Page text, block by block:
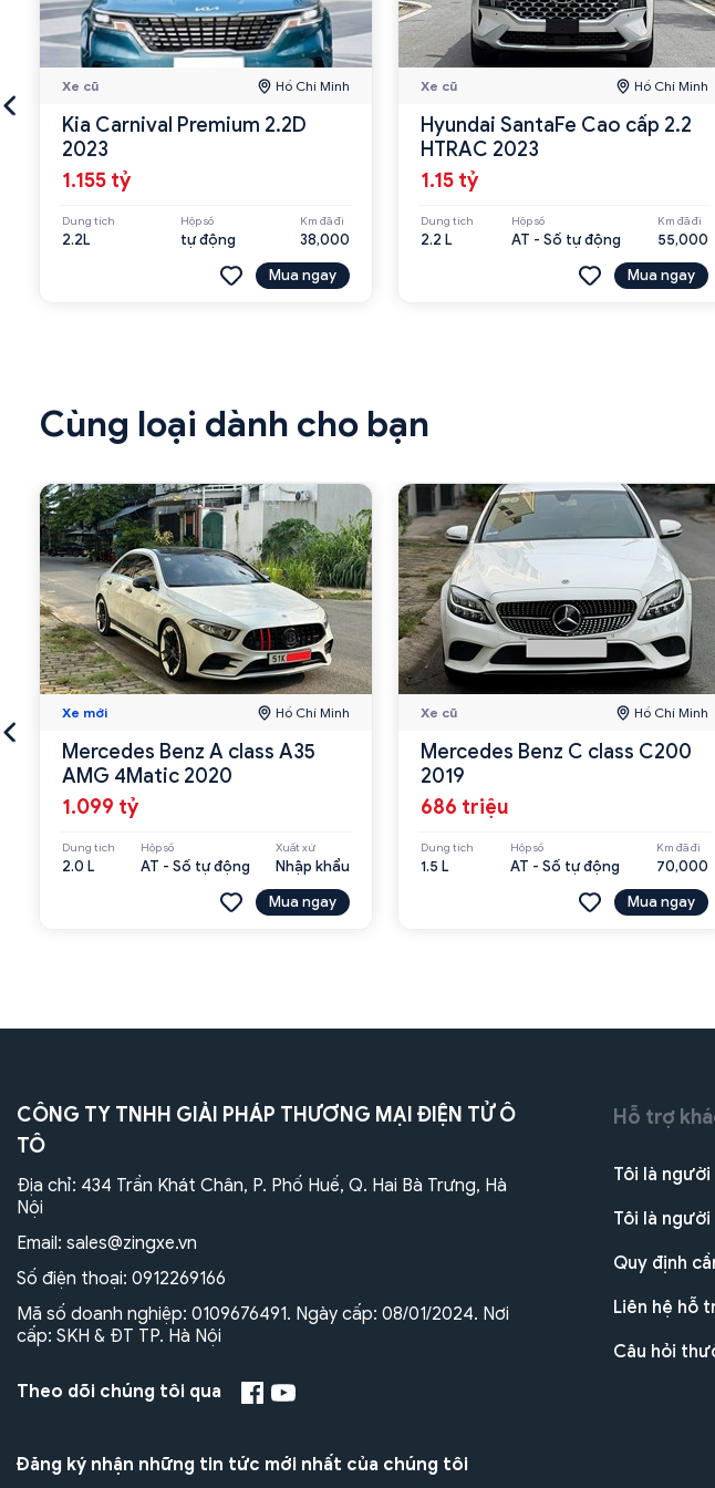
Xe cũ Hồ Chí Minh
Kia Carnival Premium 2.2D
2023
1.155 tỷ
Dung tích
2.2L
Hộp số
tự động
Km đã đi
38,000
Mua ngay
Xe cũ Hồ Chí Minh
Hyundai SantaFe Cao cấp 2.2
HTRAC 2023
1.15 tỷ
Dung tích
2.2 L
Hộp số
AT - Số tự động
Km đã đi
55,000
Mua ngay
Cùng loại dành cho bạn
Xe mới Hồ Chí Minh
Mercedes Benz A class A35
AMG 4Matic 2020
1.099 tỷ
Dung tích
2.0 L
Hộp số
AT - Số tự động
Xuất xứ
Nhập khẩu
Mua ngay
Xe cũ Hồ Chí Minh
Mercedes Benz C class C200
2019
686 triệu
Dung tích
1.5 L
Hộp số
AT - Số tự động
Km đã đi
70,000
Mua ngay
CÔNG TY TNHH GIẢI PHÁP THƯƠNG MẠI ĐIỆN TỬ Ô
TÔ
Địa chỉ: 434 Trần Khát Chân, P. Phố Huế, Q. Hai Bà Trưng, Hà
Nội
Email: sales@zingxe.vn
Số điện thoại: 0912269166
Mã số doanh nghiệp: 0109676491. Ngày cấp: 08/01/2024. Nơi
cấp: SKH & ĐT TP. Hà Nội
Theo dõi chúng tôi qua
Đăng ký nhận những tin tức mới nhất của chúng tôi
Hỗ trợ
Tôi là người
Tôi là người
Quy định
Liên hệ hỗ
Câu hỏi